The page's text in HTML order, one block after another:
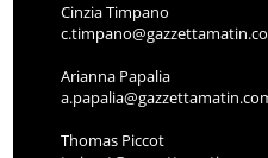
Cinzia Timpano
Arianna Papalia
Thomas Piccot